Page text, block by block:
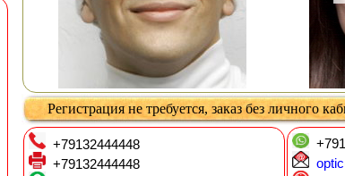
Регистрация не требуется, заказ без личного
+79132444448
+79132444448